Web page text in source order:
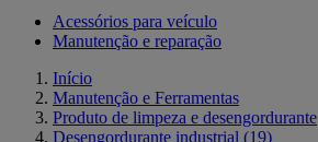
Acessórios para veículo
Manutenção e reparação
Início
Manutenção e Ferramentas
Produto de limpeza e desengordurante
Desengordurante industrial (19)